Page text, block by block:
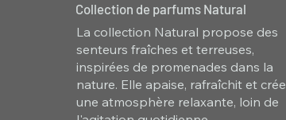
Collection de parfums Natural
La collection Natural propose des
senteurs fraîches et terreuses,
inspirées de promenades dans la
nature. Elle apaise, rafraîchit et crée
une atmosphère relaxante, loin de